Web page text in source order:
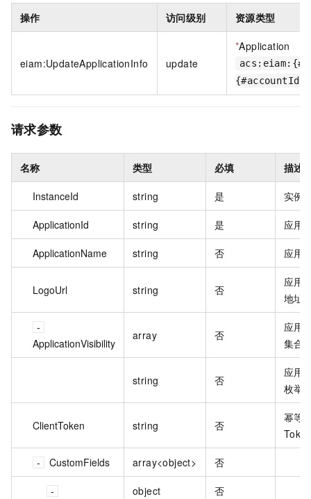
操作 访问级别 资源类型
eiam:UpdateApplicationInfo update
*Application
请求参数
名称 类型 必填 描述
InstanceId string 是 实例
ApplicationId string 是 应用
ApplicationName string 否 应用
LogoUrl string 否
应用
地址
ApplicationVisibility
array 否
应用
集合
string 否
应用
枚举
ClientToken string 否
幂等
CustomFields array<object> 否
object 否